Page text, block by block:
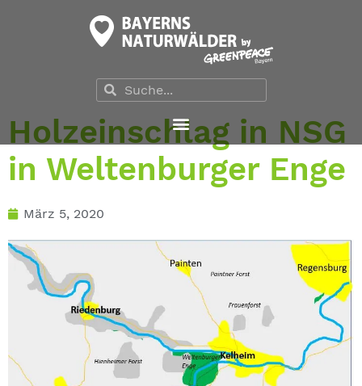
Holzeinschlag in NSG
in Weltenburger Enge
März 5, 2020